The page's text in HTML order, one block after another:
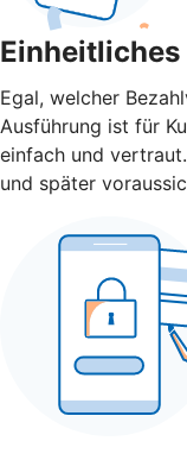
Egal, welcher
Ausführung ist für
einfach und
und später